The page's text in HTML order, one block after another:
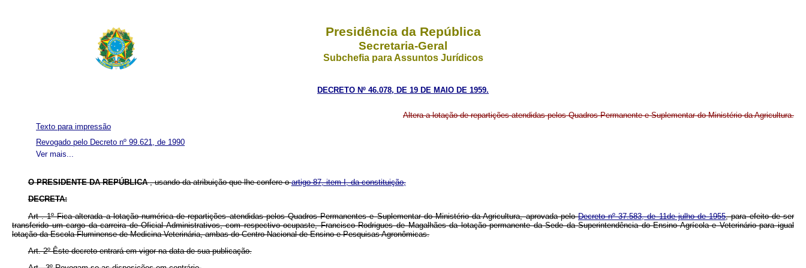
Presidência da República
Secretaria-Geral
Subchefia para Assuntos Jurídicos
DECRETO Nº 46.078, DE 19 DE MAIO DE 1959.
Altera a lotação de repartições atendidas pelos Quadros Permanente e Suplementar do Ministério da Agricultura.
Ver mais...
Texto para impressão
Revogado pelo Decreto nº 99.621, de 1990
O PRESIDENTE DA REPÚBLICA, usando da atribuição que lhe confere oartigo 87, item I, da constituição,
DECRETA:
Art . 1º Fica alterada a lotação numérica de repartições atendidas pelos Quadros Permanentes e Suplementar do Ministério da Agricultura, aprovada peloDecreto nº 37.583, de 11de julho de 1955, para efeito de ser
transferido um cargo da carreira de Oficial Administrativos, com respectivo ocupaste, Francisco Rodrigues de Magalhães da lotação permanente da Sede da Superintendência do Ensino Agrícola e Veterinário para igual
lotação da Escola Fluminense de Medicina Veterinária, ambas do Centro Nacional de Ensino e Pesquisas Agronômicas.
Art. 2º Êste decreto entrará em vigor na data de sua publicação.